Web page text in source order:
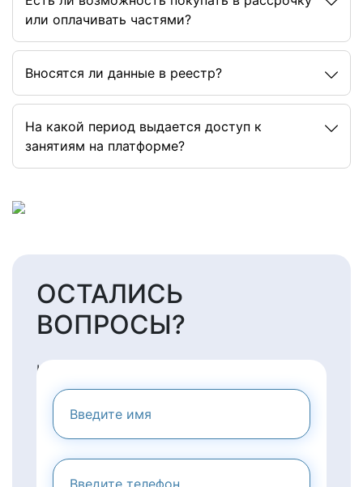
или оплачивать частями?
Вносятся ли данные в реестр?
На какой период выдается доступ к
занятиям на платформе?
ОСТАЛИСЬ
ВОПРОСЫ?
НАПИШИТЕ НАМ И МЫ
ПРЕДОСТАВИМ ВАМ
КОНСУЛЬТАЦИЮ